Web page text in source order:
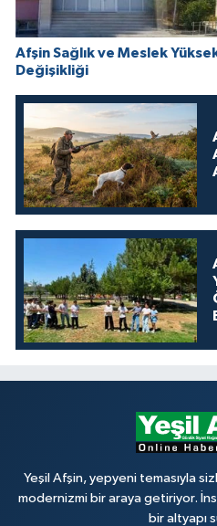
Afşin Sağlık ve Meslek
Değişikliği
Yeşil Afşin, yepyeni temasıyla
modernizmi bir araya getiriyor.
bir altyapı